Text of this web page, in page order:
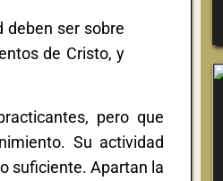
deben ser sobre
de Cristo, y
pero que
Su actividad
suficiente. Apartan la